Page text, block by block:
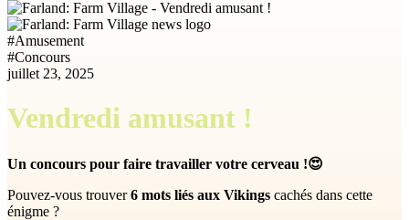
#Amusement
#Concours
juillet 23, 2025
Vendredi amusant !
Un concours pour faire travailler votre cerveau !😍
Pouvez-vous trouver6 mots liés aux Vikings cachés dans cette
énigme ?